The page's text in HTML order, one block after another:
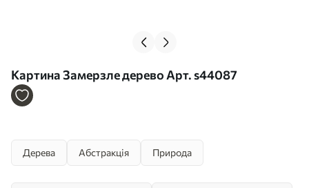
Картина Замерзле дерево Арт. s44087
Дерева Абстракція Природа